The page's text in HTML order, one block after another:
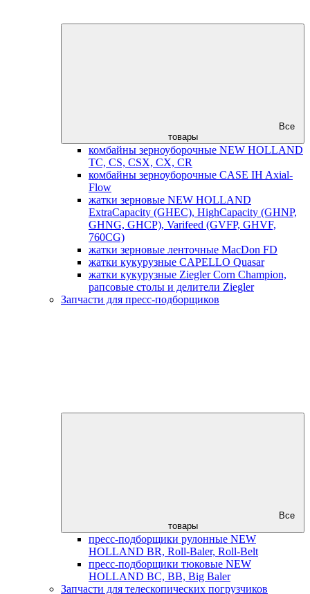
Все
товары
комбайны зерноуборочные NEW HOLLAND
TC, CS, CSX, CX, CR
комбайны зерноуборочные CASE IH Axial-
Flow
жатки зерновые NEW HOLLAND
ExtraCapacity (GHEC), HighCapacity (GHNP,
GHNG, GHCP), Varifeed (GVFP, GHVF,
760CG)
жатки зерновые ленточные MacDon FD
жатки кукурузные CAPELLO Quasar
жатки кукурузные Ziegler Corn Champion,
рапсовые столы и делители Ziegler
Запчасти для пресс-подборщиков
Все
товары
пресс-подборщики рулонные NEW
HOLLAND BR, Roll-Baler, Roll-Belt
пресс-подборщики тюковые NEW
HOLLAND BC, BB, Big Baler
Запчасти для телескопических погрузчиков